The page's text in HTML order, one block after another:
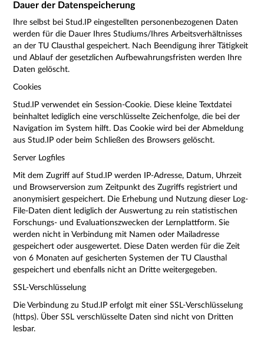
Dauer der Datenspeicherung
Ihre selbst bei Stud.IP eingestellten personenbezogenen Daten
werden für die Dauer Ihres Studiums/Ihres Arbeitsverhältnisses
an der TU Clausthal gespeichert. Nach Beendigung ihrer Tätigkeit
und Ablauf der gesetzlichen Aufbewahrungsfristen werden Ihre
Daten gelöscht.
Cookies
Stud.IP verwendet ein Session-Cookie. Diese kleine Textdatei
beinhaltet lediglich eine verschlüsselte Zeichenfolge, die bei der
Navigation im System hilft. Das Cookie wird bei der Abmeldung
aus Stud.IP oder beim Schließen des Browsers gelöscht.
Server Logfiles
Mit dem Zugriff auf Stud.IP werden IP-Adresse, Datum, Uhrzeit
und Browserversion zum Zeitpunkt des Zugriffs registriert und
anonymisiert gespeichert. Die Erhebung und Nutzung dieser Log-
File-Daten dient lediglich der Auswertung zu rein statistischen
Forschungs- und Evaluationszwecken der Lernplattform. Sie
werden nicht in Verbindung mit Namen oder Mailadresse
gespeichert oder ausgewertet. Diese Daten werden für die Zeit
von 6 Monaten auf gesicherten Systemen der TU Clausthal
gespeichert und ebenfalls nicht an Dritte weitergegeben.
SSL-Verschlüsselung
Die Verbindung zu Stud.IP erfolgt mit einer SSL-Verschlüsselung
(https). Über SSL verschlüsselte Daten sind nicht von Dritten
lesbar.